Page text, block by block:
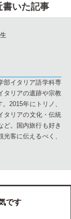
書いた記事
部イタリア語学科専
タリアの遺跡や宗教
2015年にトリノ、
タリアの文化・伝統
ど。国内旅行も好き
客に伝えるべく、
です